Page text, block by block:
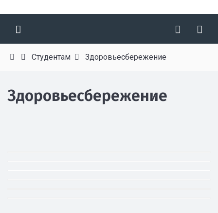
Студентам Здоровьесбережение
Здоровьесбережение